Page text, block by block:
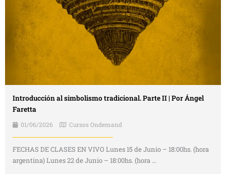
Introducción al simbolismo tradicional. Parte II | Por Ángel
Faretta
01/06/2026 Cursos Ondemand
FECHAS DE CLASES EN VIVO Lunes 15 de Junio – 18:00hs. (hora
argentina) Lunes 22 de Junio – 18:00hs. (hora ...